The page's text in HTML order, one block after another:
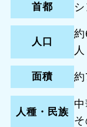
首都
人口
面積 約
人種・民族